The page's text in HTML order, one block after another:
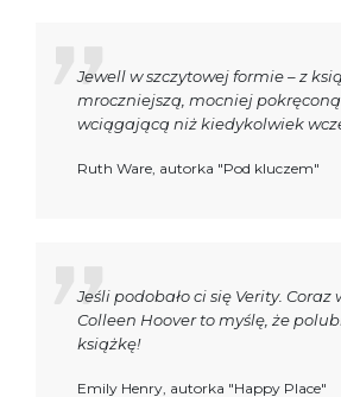
Jewell w szczytowej formie – z
mroczniejszą, mocniej
wciągającą niż kiedykolwiek
Ruth Ware, autorka "Pod kluczem"
Jeśli podobało ci się Verity. Coraz
Colleen Hoover to myślę, że
książkę!
Emily Henry, autorka "Happy Place"